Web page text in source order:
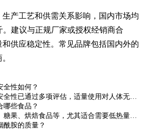
产工艺和供需关系影响，国内市场均
。建议与正规厂家或授权经销商合
供应稳定性。常见品牌包括国内外的
全性如何？
全性已通过多项评估，适量使用对人体无
量，过量可能引起不适。
哪些食品？
糖果、烘焙食品等，尤其适合需要低热量高
酰胺的质量？